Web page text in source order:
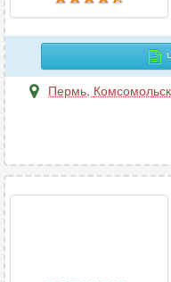
Пермь,